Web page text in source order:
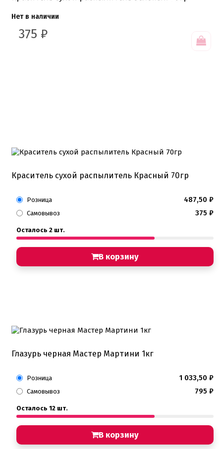
Нет в наличии
375 ₽
Краситель сухой распылитель Красный 70гр
Розница 487,50 ₽
Самовывоз 375 ₽
Осталось 2 шт.
В корзину
Глазурь черная Мастер Мартини 1кг
Розница 1 033,50 ₽
Самовывоз 795 ₽
Осталось 12 шт.
В корзину